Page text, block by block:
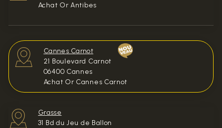
Achat Or Antibes
Cannes Carnot
21 Boulevard Carnot
06400 Cannes
Achat Or Cannes Carnot
Grasse
31 Bd du Jeu de Ballon